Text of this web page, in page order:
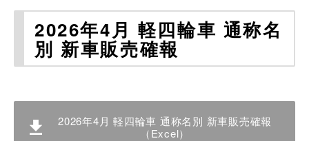
2026年4月 軽四輪車 通称名
別 新車販売確報
2026年4月 軽四輪車 通称名別 新車販売確報
（Excel）